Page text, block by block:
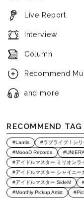
Live Report
Interview
Column
Recommend
and more
RECOMMEND TAG
#Lantis #ラブライブ！シリ
#MoooD Records
#UNIERA
#アイドルマスター ミリオンラ
#アイドルマスター シャイニー
#アイドルマスター SideM
#Monthly Pickup Artist